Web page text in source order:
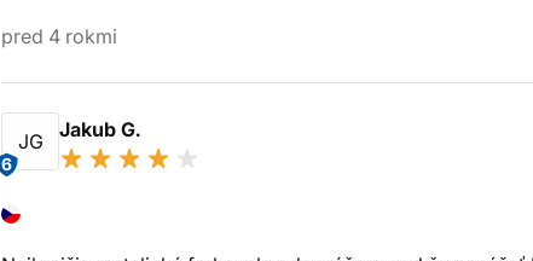
pred 4 rokmi
JG
6
Jakub G.